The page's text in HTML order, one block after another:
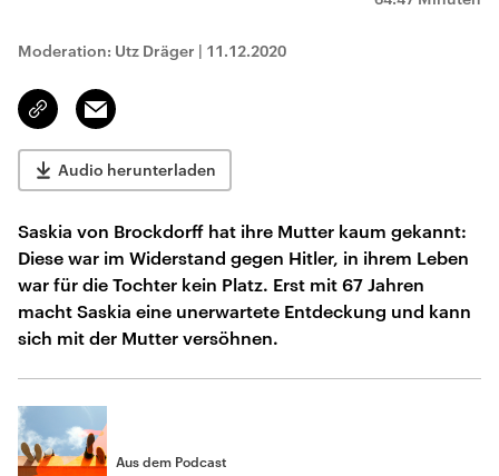
Moderation: Utz Dräger | 11.12.2020
Link
kopieren/teilen
Email
Audio herunterladen
Saskia von Brockdorff hat ihre Mutter kaum gekannt:
Diese war im Widerstand gegen Hitler, in ihrem Leben
war für die Tochter kein Platz. Erst mit 67 Jahren
macht Saskia eine unerwartete Entdeckung und kann
sich mit der Mutter versöhnen.
Aus dem Podcast